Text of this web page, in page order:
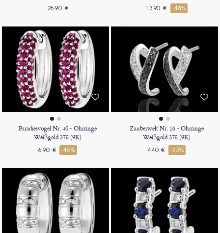
2690 € 1390 € -48%
Paradiesvogel Nr. 40 - Ohrringe
Weißgold 375 (9K)
690 € -46%
Zauberwelt Nr. 16 - Ohrringe
Weißgold 375 (9K)
440 € -35%